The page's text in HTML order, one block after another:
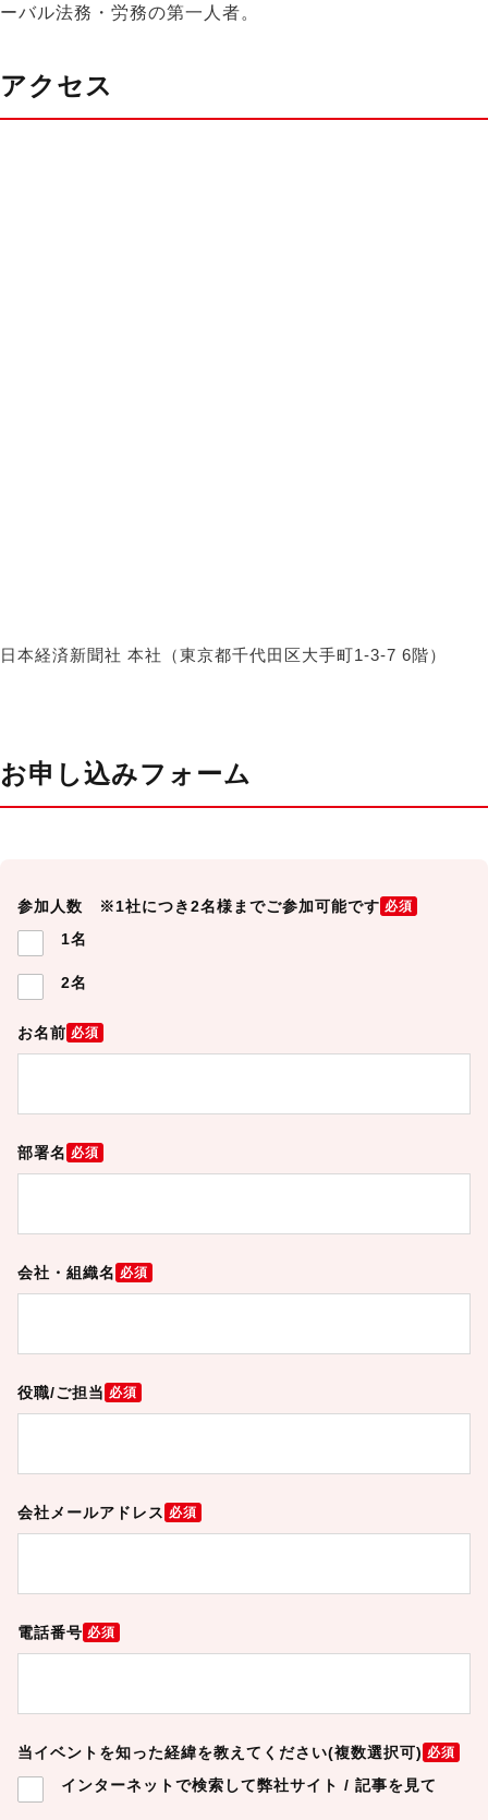
ーバル法務・労務の第一人者。
アクセス
日本経済新聞社 本社（東京都千代田区大手町1-3-7 6階）
お申し込みフォーム
参加人数 ※1社につき2名様までご参加可能です 必須
1名
2名
お名前 必須
部署名 必須
会社・組織名 必須
役職/ご担当 必須
会社メールアドレス 必須
電話番号 必須
当イベントを知った経緯を教えてください(複数選択可) 必須
インターネットで検索して弊社サイト / 記事を見て